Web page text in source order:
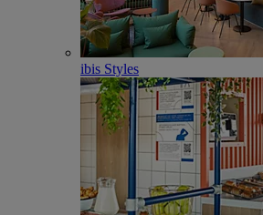
ibis Styles